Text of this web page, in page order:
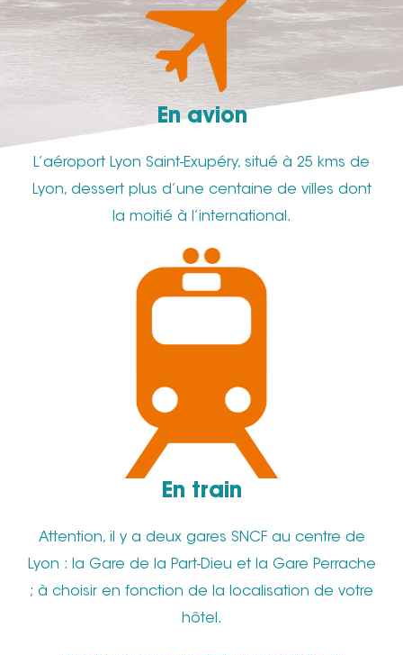
En avion
L’aéroport Lyon Saint-Exupéry, situé à 25 kms de
Lyon, dessert plus d’une centaine de villes dont
la moitié à l’international.
En train
Attention, il y a deux gares SNCF au centre de
Lyon : la Gare de la Part-Dieu et la Gare Perrache
; à choisir en fonction de la localisation de votre
hôtel.